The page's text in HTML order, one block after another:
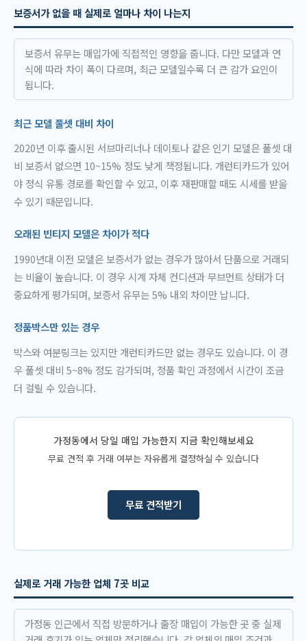
보증서가 없을 때 실제로 얼마나 차이 나는지
보증서 유무는 매입가에 직접적인 영향을 줍니다. 다만 모델과 연
식에 따라 차이 폭이 다르며, 최근 모델일수록 더 큰 감가 요인이
됩니다.
최근 모델 풀셋 대비 차이
2020년 이후 출시된 서브마리너나 데이토나 같은 인기 모델은 풀셋 대
비 보증서 없으면 10~15% 정도 낮게 책정됩니다. 개런티카드가 있어
야 정식 유통 경로를 확인할 수 있고, 이후 재판매할 때도 시세를 받을
수 있기 때문입니다.
오래된 빈티지 모델은 차이가 적다
1990년대 이전 모델은 보증서가 없는 경우가 많아서 단품으로 거래되
는 비율이 높습니다. 이 경우 시계 자체 컨디션과 무브먼트 상태가 더
중요하게 평가되며, 보증서 유무는 5% 내외 차이만 납니다.
정품박스만 있는 경우
박스와 여분링크는 있지만 개런티카드만 없는 경우도 있습니다. 이 경
우 풀셋 대비 5~8% 정도 감가되며, 정품 확인 과정에서 시간이 조금
더 걸릴 수 있습니다.
가정동에서 당일 매입 가능한지 지금 확인해보세요
무료 견적 후 거래 여부는 자유롭게 결정하실 수 있습니다
무료 견적받기
실제로 거래 가능한 업체 7곳 비교
가정동 인근에서 직접 방문하거나 출장 매입이 가능한 곳 중 실제